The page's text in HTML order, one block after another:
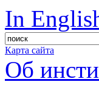
In
Карта сайта
Об